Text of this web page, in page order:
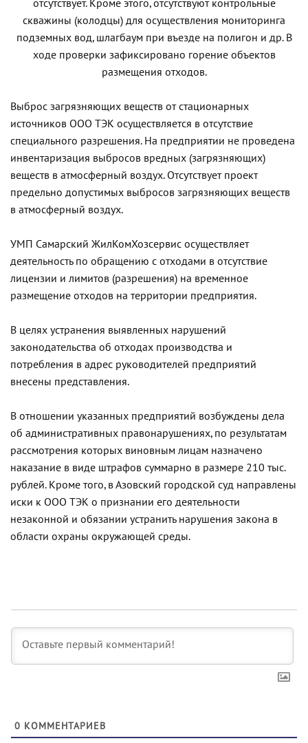
отсутствует. Кроме этого, отсутствуют контрольные
скважины (колодцы) для осуществления мониторинга
подземных вод, шлагбаум при въезде на полигон и др. В
ходе проверки зафиксировано горение объектов
размещения отходов.
Выброс загрязняющих веществ от стационарных
источников ООО ТЭК осуществляется в отсутствие
специального разрешения. На предприятии не проведена
инвентаризация выбросов вредных (загрязняющих)
веществ в атмосферный воздух. Отсутствует проект
предельно допустимых выбросов загрязняющих веществ
в атмосферный воздух.
УМП Самарский ЖилКомХозсервис осуществляет
деятельность по обращению с отходами в отсутствие
лицензии и лимитов (разрешения) на временное
размещение отходов на территории предприятия.
В целях устранения выявленных нарушений
законодательства об отходах производства и
потребления в адрес руководителей предприятий
внесены представления.
В отношении указанных предприятий возбуждены дела
об административных правонарушениях, по результатам
рассмотрения которых виновным лицам назначено
наказание в виде штрафов суммарно в размере 210 тыс.
рублей. Кроме того, в Азовский городской суд направлены
иски к ООО ТЭК о признании его деятельности
незаконной и обязании устранить нарушения закона в
области охраны окружающей среды.
0 КОММЕНТАРИЕВ